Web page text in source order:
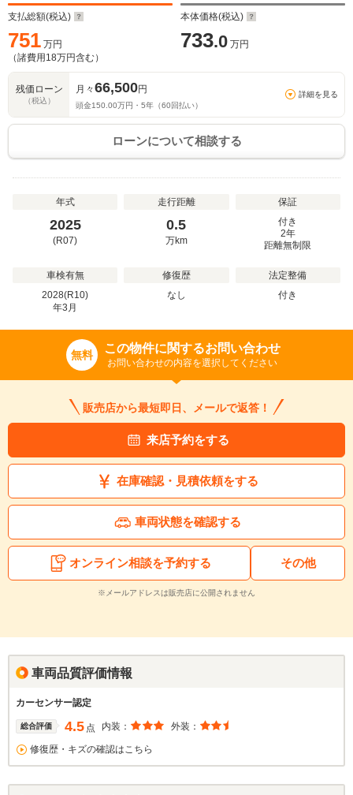
支払総額(税込)
751 万円
（諸費用 18万円含む）
本体価格(税込)
733.0 万円
残価ローン
（税込）
月々66,500円
頭金150.00万円・ 5年（60 回払い）
詳細を見る
ローンについて相談する
年式
2025
(R07)
走行距離
0.5
万km
保証
付き
2年
距離無制限
車検有無
2028(R10)
年3 月
修復歴
なし
法定整備
付き
無料 この物件に関するお問い合わせ
お問い合わせの内容を選択してください
販売店から最短即日、メールで返答！
来店予約をする
在庫確認・見積依頼をする
車両状態を確認する
オンライン相談を予約する その他
※メールアドレスは販売店に公開されません
車両品質評価情報
カーセンサー認定
総合評価 4.5 点 内装： 外装：
修復歴・キズの確認はこちら